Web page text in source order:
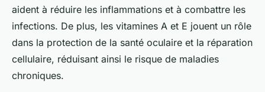
aident à réduire les inflammations et à combattre les
infections. De plus, les vitamines A et E jouent un rôle
dans la protection de la santé oculaire et la réparation
cellulaire, réduisant ainsi le risque de maladies
chroniques.